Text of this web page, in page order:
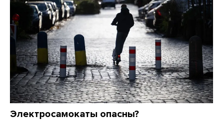
Электросамокаты опасны?